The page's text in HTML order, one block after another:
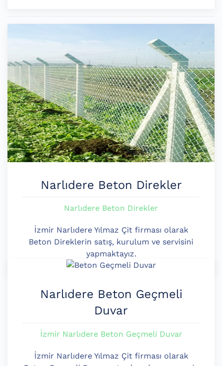
Narlıdere Beton Direkler
Narlıdere Beton Direkler
İzmir Narlıdere Yılmaz Çit firması olarak
Beton Direklerin satış, kurulum ve servisini
yapmaktayız.
Narlıdere Beton Geçmeli
Duvar
İzmir Narlıdere Beton Geçmeli Duvar
İzmir Narlıdere Yılmaz Çit firması olarak